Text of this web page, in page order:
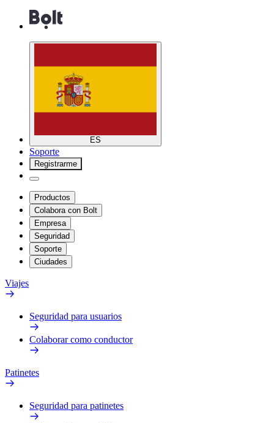
ES
Soporte
Registrarme
Productos
Colabora con Bolt
Empresa
Seguridad
Soporte
Ciudades
Viajes
Seguridad para usuarios
Colaborar como conductor
Patinetes
Seguridad para patinetes